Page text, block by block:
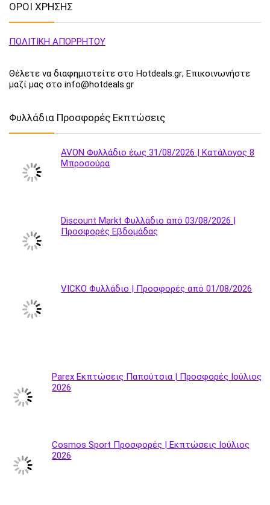
ΟΡΟΙ ΧΡΗΣΗΣ
ΠΟΛΙΤΙΚΗ ΑΠΟΡΡΗΤΟΥ
Θέλετε να διαφημιστείτε στο Hotdeals.gr; Επικοινωνήστε
μαζί μας στο info@hotdeals.gr
Φυλλάδια Προσφορές Εκπτώσεις
AVON Φυλλάδιο έως 31/08/2026 | Κατάλογος 8
Μπροσούρα
Discount Markt Φυλλάδιο από 03/08/2026 |
Προσφορές Εβδομάδας
VICKO Φυλλάδιο | Προσφορές από 01/08/2026
Parex Εκπτώσεις Παπούτσια | Προσφορές Ιούλιος
2026
Cosmos Sport Προσφορές | Εκπτώσεις Ιούλιος
2026